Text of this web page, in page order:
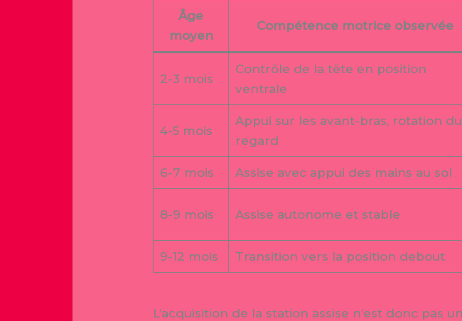
Âge
moyen
Compétence motrice observée
2-3 mois
Contrôle de la tête en position
ventrale
4-5 mois
Appui sur les avant-bras, rotation du
regard
6-7 mois Assise avec appui des mains au sol
8-9 mois Assise autonome et stable
9-12 mois Transition vers la position debout
L’acquisition de la station assise n’est donc pas